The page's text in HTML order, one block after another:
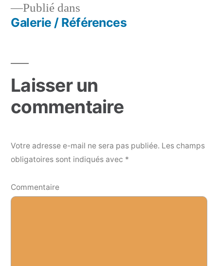
Navigation
l’article
Publié dans
Galerie / Références
Laisser un
commentaire
Votre adresse e-mail ne sera pas publiée. Les champs
obligatoires sont indiqués avec *
Commentaire